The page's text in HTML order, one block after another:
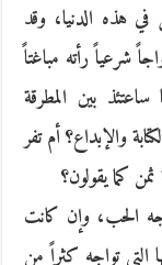
هذه الدنيا، وقد
شرعياً رأته مباغتاً
بين المطرقة
والإبداع؟ أم تفر
كما يقولون؟
وجه الحب، وإن كانت
التي تواجه كثراً من